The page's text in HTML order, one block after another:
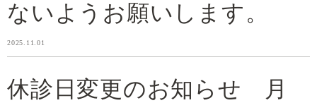
ないようお願いします。
2025.11.01
休診日変更のお知らせ 月